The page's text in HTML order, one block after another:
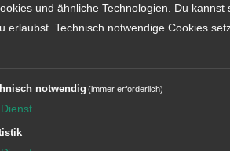
beliebtesten US-Sitcoms der späten
, der gemeinsam mit seiner FrauCarrie
Serie das chaotische, aber
Situationen.
du viele Informationen zu den
und ähnliche Technologien. Du kannst
erlaubst. Technisch notwendige Cookies
notwendig (immer erforderlich)
Dienst